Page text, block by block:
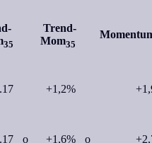
35
Trend-
Mom35
+1,2%
o +1,6% o